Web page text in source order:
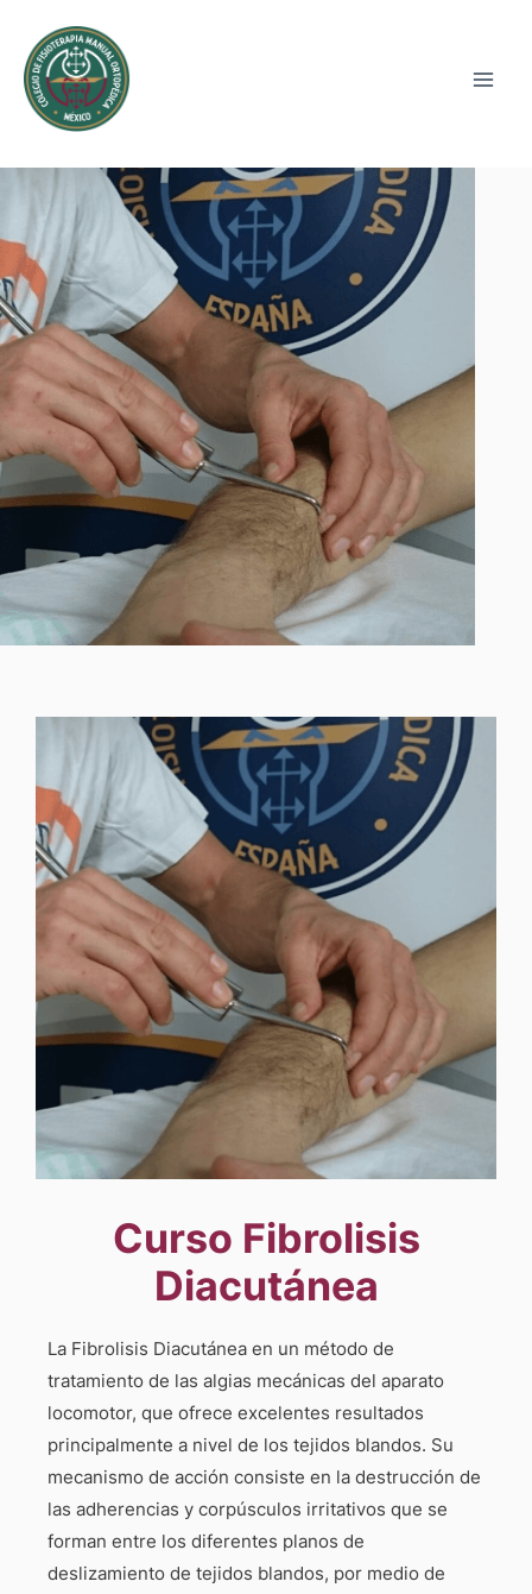
Curso Fibrolisis
Diacutánea
La Fibrolisis Diacutánea en un método de
tratamiento de las algias mecánicas del aparato
locomotor, que ofrece excelentes resultados
principalmente a nivel de los tejidos blandos. Su
mecanismo de acción consiste en la destrucción de
las adherencias y corpúsculos irritativos que se
forman entre los diferentes planos de
deslizamiento de tejidos blandos, por medio de